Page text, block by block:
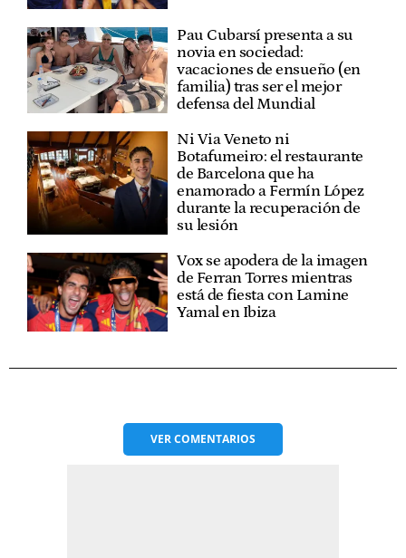
Pau Cubarsí presenta a su
novia en sociedad:
vacaciones de ensueño (en
familia) tras ser el mejor
defensa del Mundial
Ni Via Veneto ni
Botafumeiro: el restaurante
de Barcelona que ha
enamorado a Fermín López
durante la recuperación de
su lesión
Vox se apodera de la imagen
de Ferran Torres mientras
está de fiesta con Lamine
Yamal en Ibiza
VERCOMENTARIOS